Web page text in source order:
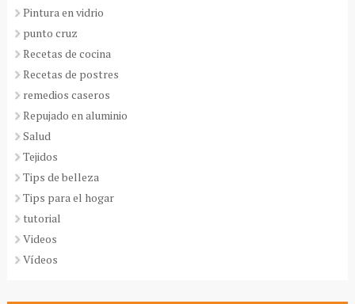
Pintura en vidrio
punto cruz
Recetas de cocina
Recetas de postres
remedios caseros
Repujado en aluminio
Salud
Tejidos
Tips de belleza
Tips para el hogar
tutorial
Videos
Vídeos